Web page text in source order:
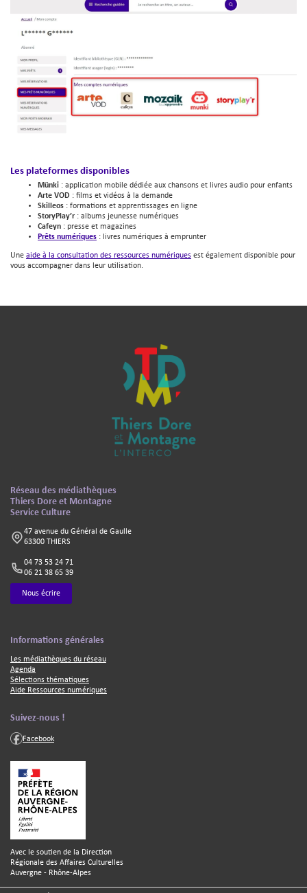
Les plateformes disponibles
Münki : application mobile dédiée aux chansons et livres audio pour enfants
Arte VOD : films et vidéos à la demande
Skilleos : formations et apprentissages en ligne
StoryPlay’r : albums jeunesse numériques
Cafeyn : presse et magazines
Prêts numériques : livres numériques à emprunter
Une aide à la consultation des ressources numériques est également disponible pour
vous accompagner dans leur utilisation.
Texte
Réseau des médiathèques
Thiers Dore et Montagne
Service Culture
47 avenue du Général de Gaulle
63300 THIERS
04 73 53 24 71
06 21 38 65 39
Nous écrire
Texte
Informations générales
Les médiathèques du réseau
Agenda
Sélections thématiques
Aide Ressources numériques
Texte
Suivez-nous !
Facebook
Avec le soutien de la Direction
Régionale des Affaires Culturelles
Auvergne - Rhône-Alpes